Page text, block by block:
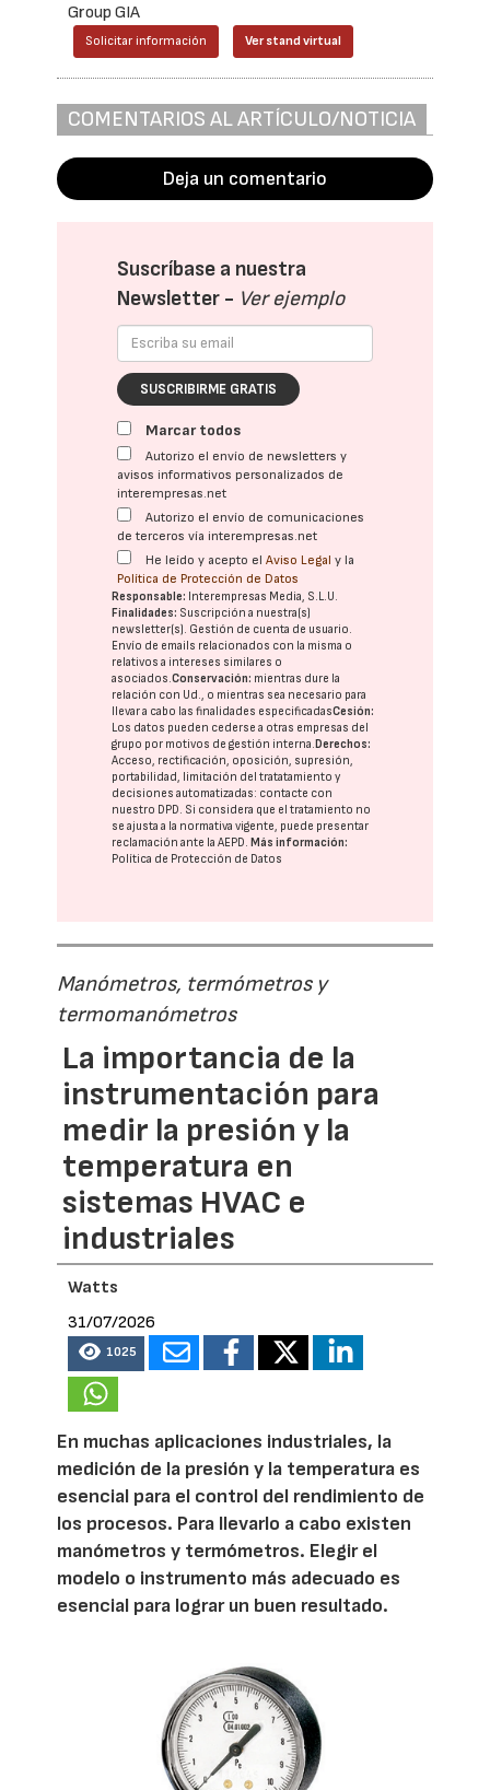
Group GIA
Solicitar información Ver stand virtual
COMENTARIOS AL ARTÍCULO/NOTICIA
Deja un comentario
Suscríbase a nuestra
Newsletter - Ver ejemplo
SUSCRIBIRME GRATIS
Marcar todos
Autorizo el envío de newsletters y
avisos informativos personalizados de
interempresas.net
Autorizo el envío de comunicaciones
de terceros vía interempresas.net
He leído y acepto elAviso Legal y la
Política de Protección de Datos
Responsable: Interempresas Media, S.L.U.
Finalidades: Suscripción a nuestra(s)
newsletter(s). Gestión de cuenta de usuario.
Envío de emails relacionados con la misma o
relativos a intereses similares o
asociados.Conservación: mientras dure la
relación con Ud., o mientras sea necesario para
llevar a cabo las finalidades especificadasCesión:
Los datos pueden cederse a otras empresas del
grupo por motivos de gestión interna.Derechos:
Acceso, rectificación, oposición, supresión,
portabilidad, limitación del tratatamiento y
decisiones automatizadas: contacte con
nuestro DPD. Si considera que el tratamiento no
se ajusta a la normativa vigente, puede presentar
reclamación ante laAEPD.Más información:
Política de Protección de Datos
Manómetros, termómetros y
termomanómetros
La importancia de la
instrumentación para
medir la presión y la
temperatura en
sistemas HVAC e
industriales
Watts
31/07/2026
1025
En muchas aplicaciones industriales, la
medición de la presión y la temperatura es
esencial para el control del rendimiento de
los procesos. Para llevarlo a cabo existen
manómetros y termómetros. Elegir el
modelo o instrumento más adecuado es
esencial para lograr un buen resultado.